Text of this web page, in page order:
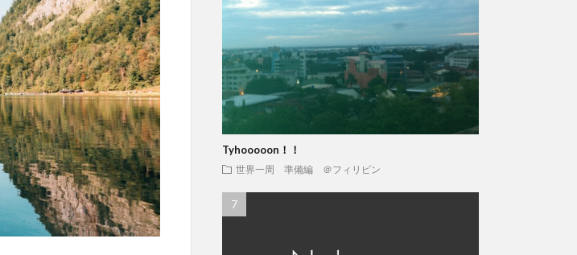
Tyhooooon！！
世界一周 準備編 ＠フィリピン